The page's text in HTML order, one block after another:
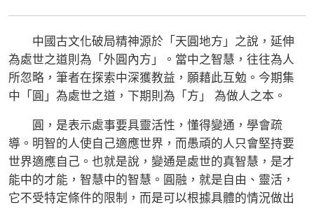
中國古文化破局精神源於「天圓地方」之說，延伸
為處世之道則為「外圓內方」。當中之智慧，往往為人
所忽略，筆者在探索中深獲教益，願藉此互勉。今期集
中「圓」為處世之道，下期則為「方」 為做人之本。
圓，是表示處事要具靈活性，懂得變通，學會疏
導。明智的人使自己適應世界，而愚頑的人只會堅持要
世界適應自己。也就是說，變通是處世的真智慧，是才
能中的才能，智慧中的智慧。圓融，就是自由、靈活，
它不受特定條件的限制，而是可以根據具體的情況做出